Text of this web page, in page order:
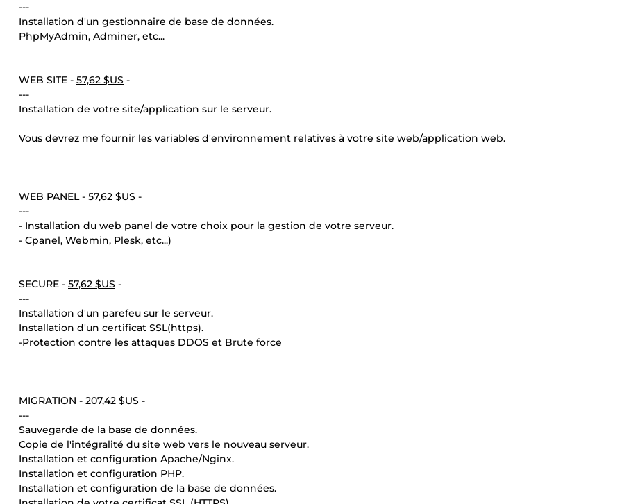
---
Installation d'un gestionnaire de base de données.
PhpMyAdmin, Adminer, etc...
WEB SITE - 57,62 $US -
---
Installation de votre site/application sur le serveur.
Vous devrez me fournir les variables d'environnement relatives à votre site web/application web.
WEB PANEL - 57,62 $US -
---
- Installation du web panel de votre choix pour la gestion de votre serveur.
- Cpanel, Webmin, Plesk, etc...)
SECURE - 57,62 $US -
---
Installation d'un parefeu sur le serveur.
Installation d'un certificat SSL(https).
-Protection contre les attaques DDOS et Brute force
MIGRATION - 207,42 $US -
---
Sauvegarde de la base de données.
Copie de l'intégralité du site web vers le nouveau serveur.
Installation et configuration Apache/Nginx.
Installation et configuration PHP.
Installation et configuration de la base de données.